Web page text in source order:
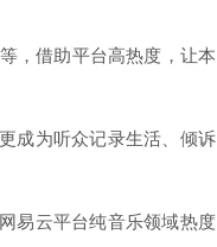
，借助平台高热度，让本
成为听众记录生活、倾诉
易云平台纯音乐领域热度